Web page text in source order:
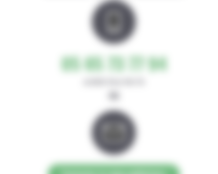
05 65 73 77 94
ou